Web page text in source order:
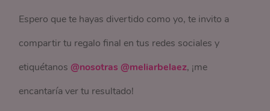
Espero que te hayas divertido como yo, te invito a
compartir tu regalo final en tus redes sociales y
etiquétanos @nosotras @meliarbelaez, ¡me
encantaría ver tu resultado!